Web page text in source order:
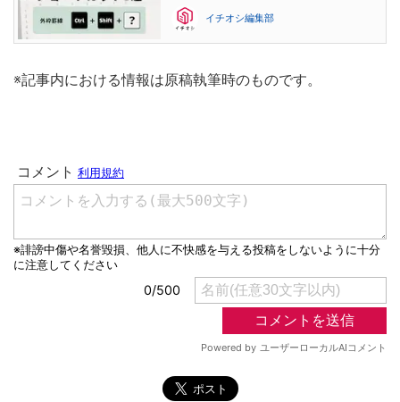
イチオシ編集部
※記事内における情報は原稿執筆時のものです。